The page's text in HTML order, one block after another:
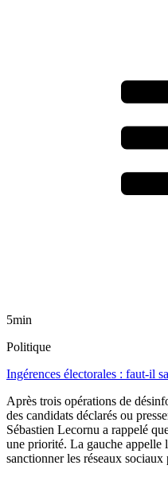
5min
Politique
Ingérences électorales : faut-il
Après trois opérations de
des candidats déclarés ou
Sébastien Lecornu a rappelé
une priorité. La gauche appelle
sanctionner les réseaux